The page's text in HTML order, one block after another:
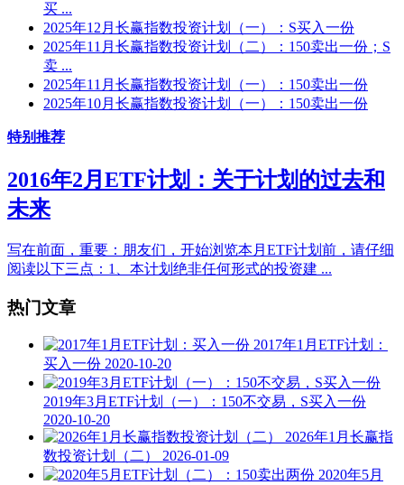
买 ...
2025年12月长赢指数投资计划（一）：S买入一份
2025年11月长赢指数投资计划（二）：150卖出一份；S
卖 ...
2025年11月长赢指数投资计划（一）：150卖出一份
2025年10月长赢指数投资计划（一）：150卖出一份
特别推荐
2016年2月ETF计划：关于计划的过去和
未来
写在前面，重要：朋友们，开始浏览本月ETF计划前，请仔细
阅读以下三点：1、本计划绝非任何形式的投资建 ...
热门文章
2017年1月ETF计划：
买入一份 2020-10-20
2019年3月ETF计划（一）：150不交易，S买入一份
2020-10-20
2026年1月长赢指
数投资计划（二）
2026-01-09
2020年5月